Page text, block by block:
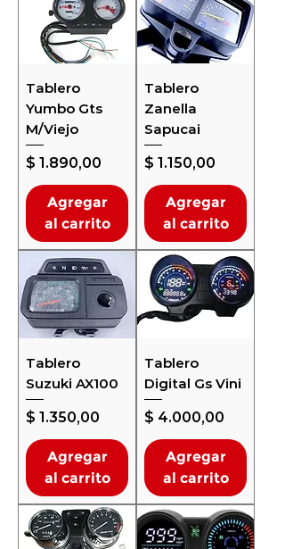
Tablero
Yumbo Gts
M/Viejo
Precio
$ 1.890,00
Agregar
al carrito
Tablero
Zanella
Sapucai
Precio
$ 1.150,00
Agregar
al carrito
Tablero
Suzuki AX100
Precio
$ 1.350,00
Agregar
al carrito
Tablero
Digital Gs Vini
Precio
$ 4.000,00
Agregar
al carrito